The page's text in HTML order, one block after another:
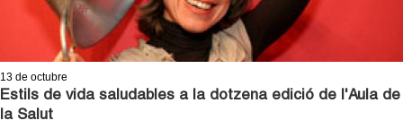
t
a
a
r
i
13 de octubre
Estils de vida saludables a la dotzena edició de l'Aula de
la Salut